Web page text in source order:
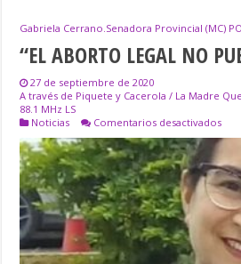
Gabriela Cerrano.Senadora Provincial (MC) PO
“EL ABORTO LEGAL NO
27 de septiembre de 2020
A través de Piquete y Cacerola / La Madre
88.1 MHz LS
Noticias
Comentarios desactivadosen
“EL
NO